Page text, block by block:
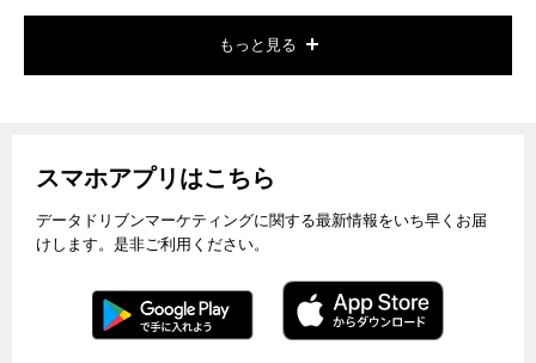
もっと見る
スマホアプリはこちら
データドリブンマーケティングに関する最新情報をいち早くお届
けします。是非ご利用ください。